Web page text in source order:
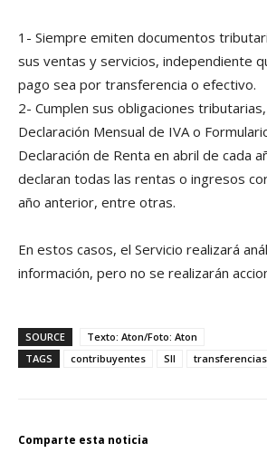
1- Siempre emiten documentos
sus ventas y servicios, independiente
pago sea por transferencia o efectivo.
2- Cumplen sus obligaciones
Declaración Mensual de IVA o
Declaración de Renta en abril de cada
declaran todas las rentas o ingresos
año anterior, entre otras.
En estos casos, el Servicio realizará
información, pero no se realizarán
SOURCE
Texto: Aton/Foto: Aton
TAGS
contribuyentes SII transferencias
Comparte esta noticia